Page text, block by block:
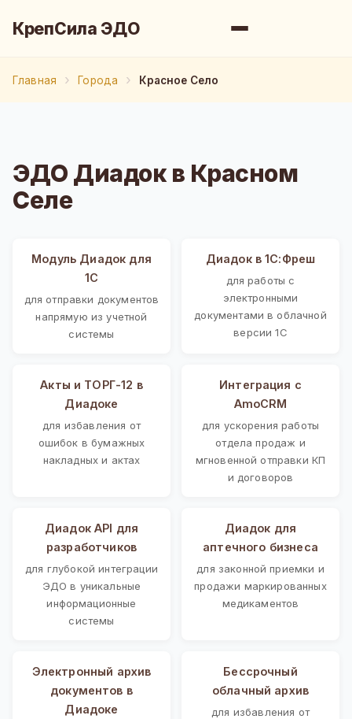
КрепСила ЭДО
Главная Города Красное Село
ЭДО Диадок в Красном
Селе
Модуль Диадок для
1С
для отправки документов
напрямую из учетной
системы
Диадок в 1С:Фреш
для работы с
электронными
документами в облачной
версии 1С
Акты и ТОРГ-12 в
Диадоке
для избавления от
ошибок в бумажных
накладных и актах
Интеграция с
AmoCRM
для ускорения работы
отдела продаж и
мгновенной отправки КП
и договоров
Диадок API для
разработчиков
для глубокой интеграции
ЭДО в уникальные
информационные
системы
Диадок для
аптечного бизнеса
для законной приемки и
продажи маркированных
медикаментов
Электронный архив
документов в
Диадоке
Бессрочный
облачный архив
для избавления от